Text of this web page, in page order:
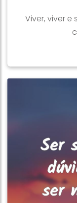
Viver, viver e